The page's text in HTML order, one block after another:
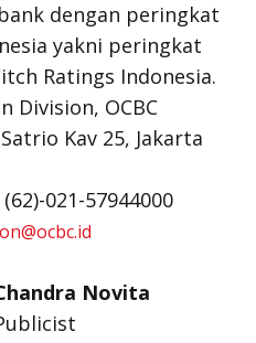
dengan peringkat
yakni peringkat
Ratings Indonesia.
Division, OCBC
Kav 25, Jakarta
021-57944000
Novita